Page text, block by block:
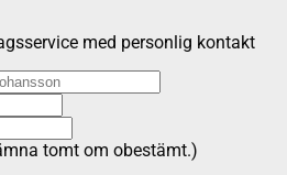
med personlig kontakt
tomt om obestämt.)